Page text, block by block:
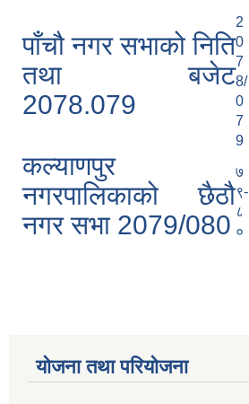
पाँचौ नगर सभाको निति
तथा बजेट
2078.079
2
0
7
8/
0
7
9
कल्याणपुर
नगरपालिकाको छैठौ
नगर सभा 2079/080
७
९-
८
०
योजना तथा परियोजना